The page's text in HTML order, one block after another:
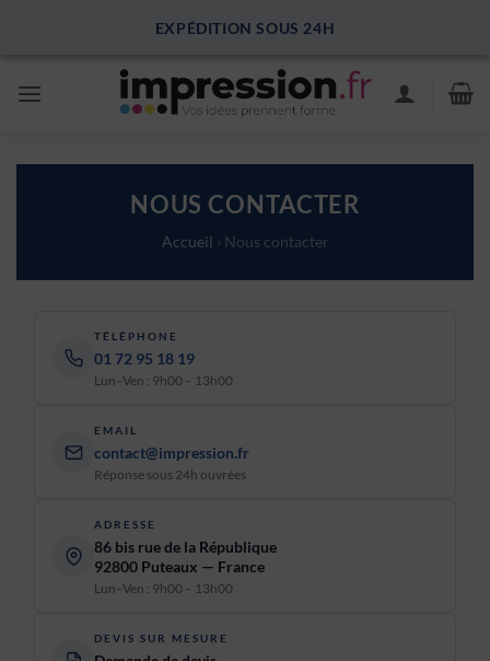
EXPÉDITION SOUS 24H
NOUS CONTACTER
Accueil › Nous contacter
TÉLÉPHONE
01 72 95 18 19
Lun–Ven : 9h00 – 13h00
EMAIL
contact@impression.fr
Réponse sous 24h ouvrées
ADRESSE
86 bis rue de la République
92800 Puteaux — France
Lun–Ven : 9h00 – 13h00
DEVIS SUR MESURE